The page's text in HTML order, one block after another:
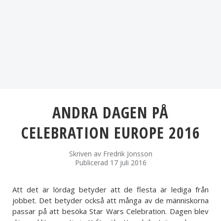
ANDRA DAGEN PÅ
CELEBRATION EUROPE 2016
Skriven av Fredrik Jonsson
Publicerad 17 juli 2016
Att det är lördag betyder att de flesta är lediga från
jobbet. Det betyder också att många av de människorna
passar på att besöka Star Wars Celebration. Dagen blev